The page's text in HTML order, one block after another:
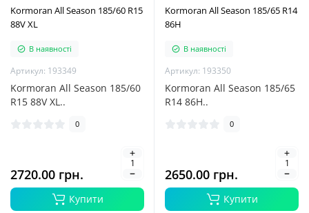
Kormoran All Season 185/60 R15
88V XL
В наявності
Артикул: 193349
Kormoran All Season 185/60
R15 88V XL..
0
2720.00 грн.
Купити
Kormoran All Season 185/65 R14
86H
В наявності
Артикул: 193350
Kormoran All Season 185/65
R14 86H..
0
2650.00 грн.
Купити